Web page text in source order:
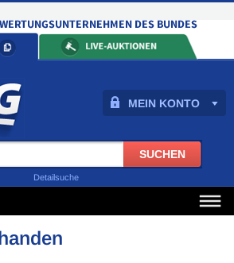
MEIN KONTO
Detailsuche